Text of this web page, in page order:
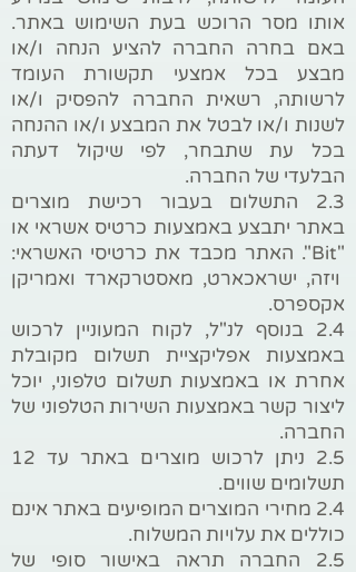
אותו מסר הרוכש בעת השימוש באתר.
באם בחרה החברה להציע הנחה ו/או
מבצע בכל אמצעי תקשורת העומד
לרשותה, רשאית החברה להפסיק ו/או
לשנות ו/או לבטל את המבצע ו/או ההנחה
בכל עת שתבחר, לפי שיקול דעתה
הבלעדי של החברה.
2.3 התשלום בעבור רכישת מוצרים
באתר יתבצע באמצעות כרטיס אשראי או
"Bit". האתר מכבד את כרטיסי האשראי:
ויזה, ישראכארט, מאסטרקארד ואמריקן
אקספרס.
2.4 בנוסף לנ"ל, לקוח המעוניין לרכוש
באמצעות אפליקציית תשלום מקובלת
אחרת או באמצעות תשלום טלפוני, יוכל
ליצור קשר באמצעות השירות הטלפוני של
החברה.
2.5 ניתן לרכוש מוצרים באתר עד 12
תשלומים שווים.
2.4 מחירי המוצרים המופיעים באתר אינם
כוללים את עלויות המשלוח.
2.5 החברה תראה באישור סופי של